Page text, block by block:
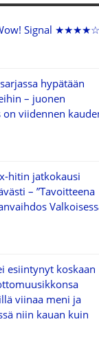
Signal ★★★★☆
hypätään
– juonen
on viidennen
hitin jatkokausi
– ”Tavoitteena
esiintynyt koskaan
viinaa meni ja
niin kauan kuin